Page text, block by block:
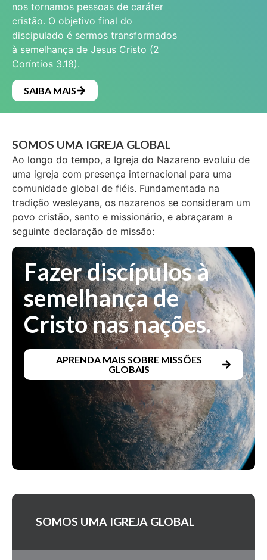
nos tornamos pessoas de caráter
cristão. O objetivo final do
discipulado é sermos transformados
à semelhança de Jesus Cristo (2
Coríntios 3.18).
SAIBA MAIS
SOMOS UMA IGREJA GLOBAL
Ao longo do tempo, a Igreja do Nazareno evoluiu de
uma igreja com presença internacional para uma
comunidade global de fiéis. Fundamentada na
tradição wesleyana, os nazarenos se consideram um
povo cristão, santo e missionário, e abraçaram a
seguinte declaração de missão:
Fazer discípulos à
semelhança de
Cristo nas nações.
APRENDA MAIS SOBRE MISSÕES
GLOBAIS
SOMOS UMA IGREJA GLOBAL